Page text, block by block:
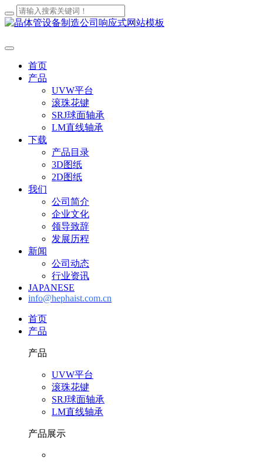
首页
产品
UVW平台
滚珠花键
SRJ球面轴承
LM直线轴承
下载
产品目录
3D图纸
2D图纸
我们
公司简介
企业文化
领导致辞
发展历程
新闻
公司动态
行业资讯
JAPANESE
info@hephaist.com.cn
首页
产品
产品
UVW平台
滚珠花键
SRJ球面轴承
LM直线轴承
产品展示